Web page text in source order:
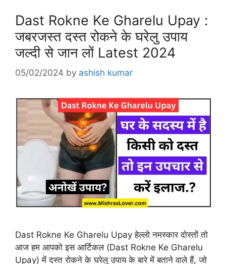
Dast Rokne Ke Gharelu Upay :
जबरजस्त दस्त रोकने के घरेलु उपाय
जल्दी से जान लों Latest 2024
05/02/2024 by ashish kumar
Dast Rokne Ke Gharelu Upay हेल्लो नमस्कार दोस्तों तो
आज हम आपको इस आर्टिकल (Dast Rokne Ke Gharelu
Upay) में दस्त रोकने के घरेलु उपाय के बारे में बताने वाले हैं, जो